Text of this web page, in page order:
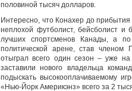
половиной тысяч долларов.
Интересно, что Конахер до прибытия
неплохой футболист, бейсболист и
лучших спортсменов Канады, а
политической арене, став
отыграл всего один сезон – уже
заставили нового владельца
подыскать высокооплачиваемому
«Нью-Йорк Америкэнз» всего за 2